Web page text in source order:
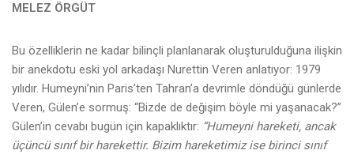
MELEZ ÖRGÜT
Bu özelliklerin ne kadar bilinçli planlanarak oluşturulduğuna ilişkin
bir anekdotu eski yol arkadaşı Nurettin Veren anlatıyor: 1979
yılıdır. Humeyni’nin Paris’ten Tahran’a devrimle döndüğü günlerde
Veren, Gülen’e sormuş: “Bizde de değişim böyle mi yaşanacak?”
Gülen’in cevabı bugün için kapaklıktır: “Humeyni hareketi, ancak
üçüncü sınıf bir harekettir. Bizim hareketimiz ise birinci sınıf